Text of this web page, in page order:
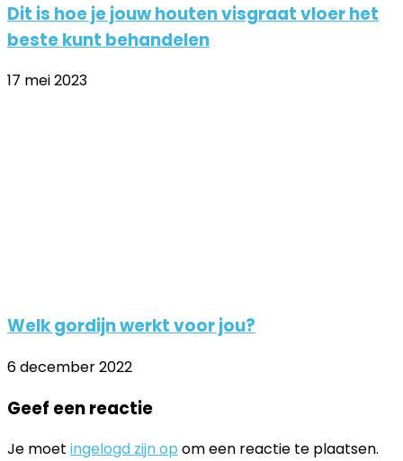
Dit is hoe je jouw houten visgraat vloer het
beste kunt behandelen
17 mei 2023
Welk gordijn werkt voor jou?
6 december 2022
Geef een reactie
Je moet ingelogd zijn op om een reactie te plaatsen.